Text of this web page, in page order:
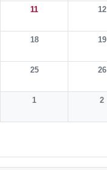
11 12
18 19
25 26
1 2